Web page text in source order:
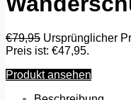
€79,95 Ursprünglicher
Preis ist: €47,95.
Produkt ansehen